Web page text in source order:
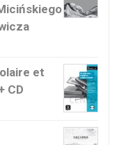
et
CD